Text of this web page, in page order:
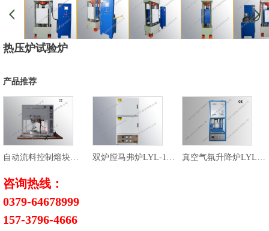
热压炉试验炉
产品推荐
咨询热线：
0379-64678999
157-3796-4666